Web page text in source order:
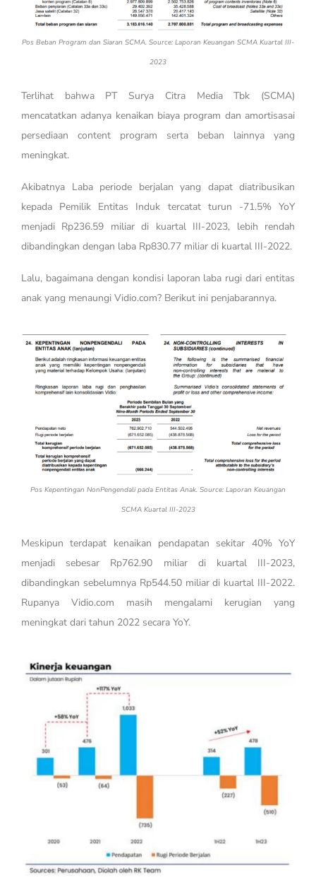
Pos Beban Program dan Siaran SCMA. Source: Laporan Keuangan SCMA Kuartal III-
2023
Terlihat bahwa PT Surya Citra Media Tbk (SCMA)
mencatatkan adanya kenaikan biaya program dan amortisasai
persediaan content program serta beban lainnya yang
meningkat.
Akibatnya Laba periode berjalan yang dapat diatribusikan
kepada Pemilik Entitas Induk tercatat turun -71.5% YoY
menjadi Rp236.59 miliar di kuartal III-2023, lebih rendah
dibandingkan dengan laba Rp830.77 miliar di kuartal III-2022.
Lalu, bagaimana dengan kondisi laporan laba rugi dari entitas
anak yang menaungi Vidio.com? Berikut ini penjabarannya.
Pos Kepentingan NonPengendali pada Entitas Anak. Source: Laporan Keuangan
SCMA Kuartal III-2023
Meskipun terdapat kenaikan pendapatan sekitar 40% YoY
menjadi sebesar Rp762.90 miliar di kuartal III-2023,
dibandingkan sebelumnya Rp544.50 miliar di kuartal III-2022.
Rupanya Vidio.com masih mengalami kerugian yang
meningkat dari tahun 2022 secara YoY.